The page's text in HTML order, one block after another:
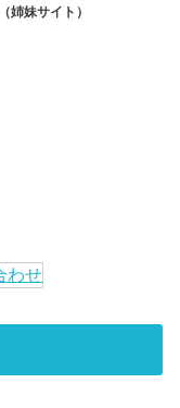
姉妹サイト）